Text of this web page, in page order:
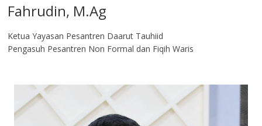
Fahrudin, M.Ag​
Ketua Yayasan Pesantren Daarut Tauhiid
Pengasuh Pesantren Non Formal dan Fiqih Waris